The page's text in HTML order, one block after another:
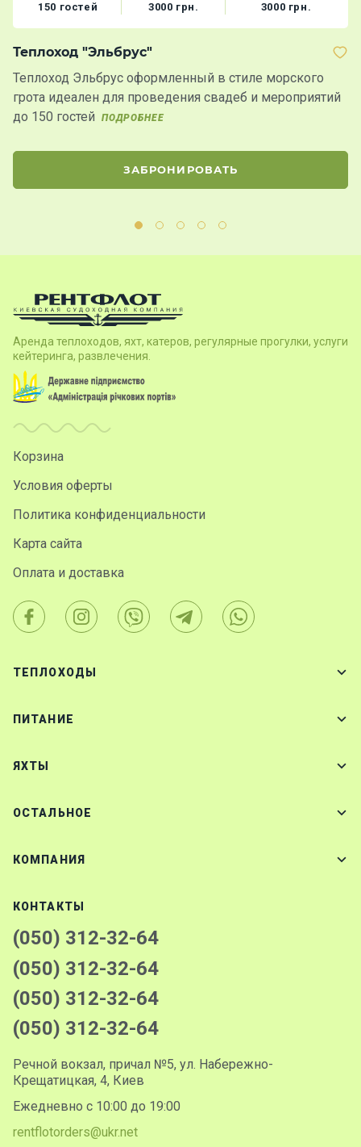
150 гостей 3000 грн. 3000 грн.
Теплоход "Эльбрус"
Теплоход Эльбрус оформленный в стиле морского
грота идеален для проведения свадеб и мероприятий
до 150 гостей
ПОДРОБНЕЕ
ЗАБРОНИРОВАТЬ
Аренда теплоходов, яхт, катеров, регулярные прогулки, услуги
кейтеринга, развлечения.
Корзина
Условия оферты
Политика конфиденциальности
Карта сайта
Оплата и доставка
ТЕПЛОХОДЫ
ПИТАНИЕ
ЯХТЫ
ОСТАЛЬНОЕ
КОМПАНИЯ
КОНТАКТЫ
(050) 312-32-64
(050) 312-32-64
(050) 312-32-64
(050) 312-32-64
Речной вокзал, причал №5, ул. Набережно-
Крещатицкая, 4, Киев
Ежедневно с 10:00 до 19:00
rentflotorders@ukr.net